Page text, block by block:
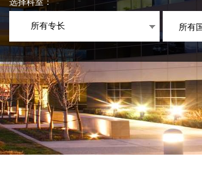
所有专长 所有